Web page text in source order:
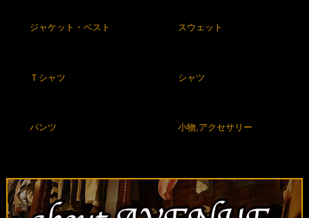
ジャケット・ベスト スウェット
Ｔシャツ シャツ
パンツ 小物,アクセサリー